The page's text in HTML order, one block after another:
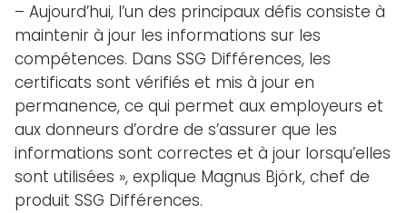
– Aujourd’hui, l’un des principaux défis consiste à
maintenir à jour les informations sur les
compétences. Dans SSG Différences, les
certificats sont vérifiés et mis à jour en
permanence, ce qui permet aux employeurs et
aux donneurs d’ordre de s’assurer que les
informations sont correctes et à jour lorsqu’elles
sont utilisées », explique Magnus Björk, chef de
produit SSG Différences.